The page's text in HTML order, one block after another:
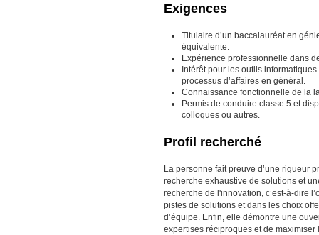
Exigences
Titulaire d’un baccalauréat en
équivalente.
Expérience professionnelle dans
Intérêt pour les outils
processus d’affaires en général.
Connaissance fonctionnelle de la
Permis de conduire classe 5 et
colloques ou autres.
Profil recherché
La personne fait preuve d’une rigueur
recherche exhaustive de solutions et
recherche de l'innovation, c’est-à-dire
pistes de solutions et dans les choix
d’équipe. Enfin, elle démontre une
expertises réciproques et de